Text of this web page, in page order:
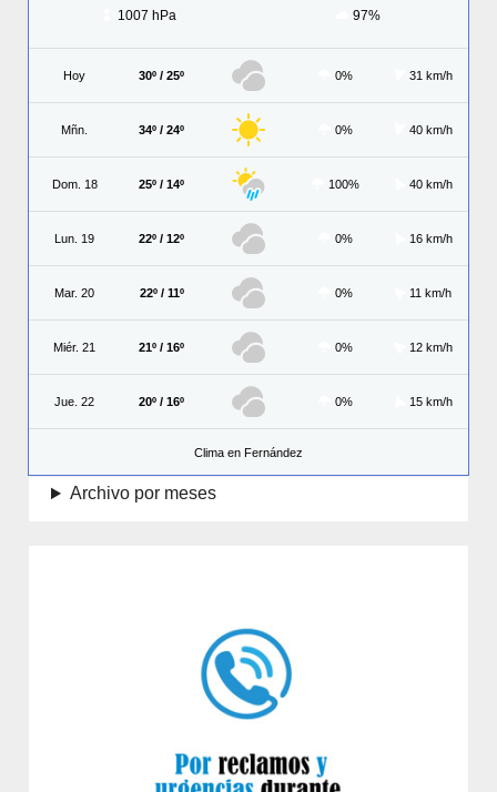
1007 hPa 97%
Hoy 30º / 25º 0% 31 km/h
Mñn. 34º / 24º 0% 40 km/h
Dom. 18 25º / 14º 100% 40 km/h
Lun. 19 22º / 12º 0% 16 km/h
Mar. 20 22º / 11º 0% 11 km/h
Miér. 21 21º / 16º 0% 12 km/h
Jue. 22 20º / 16º 0% 15 km/h
Clima en Fernández
Archivo por meses